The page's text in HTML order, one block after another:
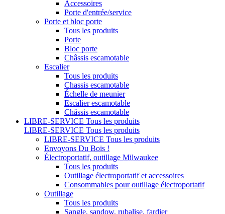
Accessoires
Porte d'entrée/service
Porte et bloc porte
Tous les produits
Porte
Bloc porte
Châssis escamotable
Escalier
Tous les produits
Chassis escamotable
Échelle de meunier
Escalier escamotable
Châssis escamotable
LIBRE-SERVICE Tous les produits
LIBRE-SERVICE Tous les produits
LIBRE-SERVICE Tous les produits
Envoyons Du Bois !
Électroportatif, outillage Milwaukee
Tous les produits
Outillage électroportatif et accessoires
Consommables pour outillage électroportatif
Outillage
Tous les produits
Sangle, sandow, rubalise, fardier